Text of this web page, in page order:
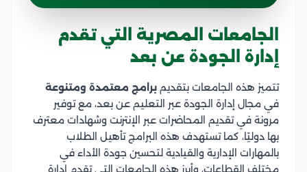
الجامعات المصرية التي تقدم
إدارة الجودة عن بعد
تتميز هذه الجامعات بتقديم برامج معتمدة ومتنوعة
في مجال إدارة الجودة عبر التعليم عن بعد، مع توفير
مرونة في تقديم المحاضرات عبر الإنترنت وشهادات معترف
بها دوليًا، كما تستهدف هذه البرامج تأهيل الطلاب
بالمهارات الإدارية والقيادية لتحسين جودة الأداء في
مختلف القطاعات، وأبرز هذه الجامعات التي تقدم إدارة